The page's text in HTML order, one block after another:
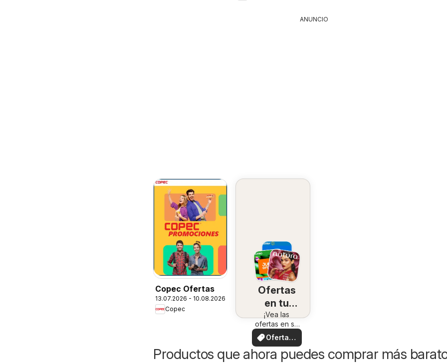
ANUNCIO
Copec Ofertas
13.07.2026 - 10.08.2026
Copec
Ofertas
en tu
zona
¡Vea las
ofertas en su
zona!
Ofertas
locales
Productos que ahora puedes comprar más